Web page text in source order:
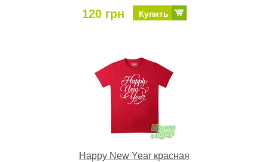
120 грн Купить
Happy New Year красная